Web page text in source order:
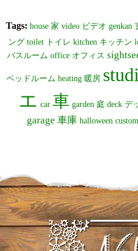
Tags: house 家 video ビデオ genkan
ング toilet トイレ kitchen キッチン
バスルーム office オフィス
ベッドルーム heating 暖房
エ car 車 garden 庭 deck デ
garage 車庫 halloween